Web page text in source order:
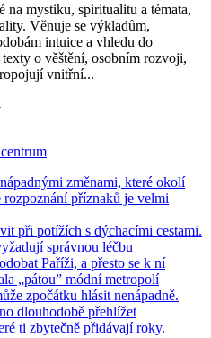
na mystiku, spiritualitu a témata,
Věnuje se výkladům,
intuice a vhledu do
o věštění, osobním rozvoji,
vnitřní...
změnami, které okolí
rozpoznání příznaků je velmi
při potížích s dýchacími cestami.
správnou léčbu
Paříži, a přesto se k ní
„pátou” módní metropolí
zpočátku hlásit nenápadně.
dlouhodobě přehlížet
ti zbytečně přidávají roky.